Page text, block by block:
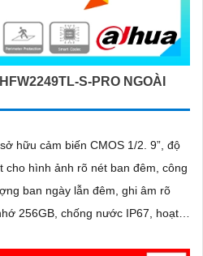
S-PRO NGOÀI
hữu cảm biến CMOS 1/2. 9”, độ
cho hình ảnh rõ nét ban đêm, công
ban ngày lẫn đêm, ghi âm rõ
256GB, chống nước IP67, hoạt